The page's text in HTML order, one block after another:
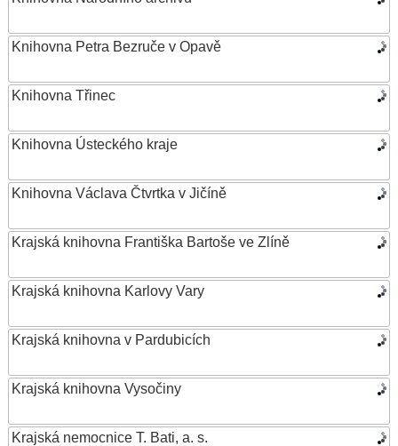
Knihovna Petra Bezruče v Opavě
Knihovna Třinec
Knihovna Ústeckého kraje
Knihovna Václava Čtvrtka v Jičíně
Krajská knihovna Františka Bartoše ve Zlíně
Krajská knihovna Karlovy Vary
Krajská knihovna v Pardubicích
Krajská knihovna Vysočiny
Krajská nemocnice T. Bati, a. s.